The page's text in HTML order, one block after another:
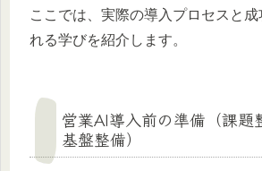
ここでは、実際の導入プロセスと
れる学びを紹介します。
営業AI導入前の準備（課題
基盤整備）